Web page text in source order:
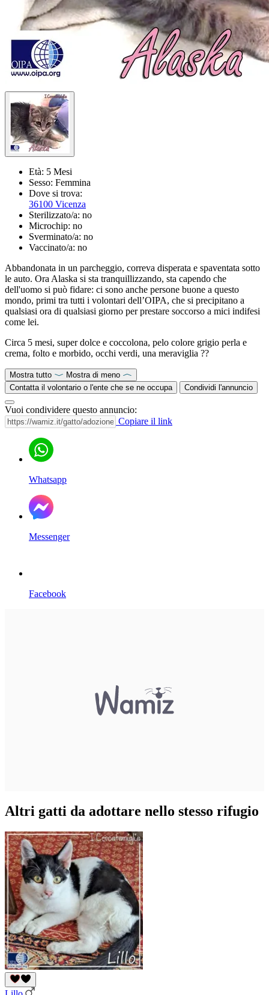
Età: 5 Mesi
Sesso: Femmina
Dove si trova:
36100 Vicenza
Sterilizzato/a: no
Microchip: no
Sverminato/a: no
Vaccinato/a: no
Abbandonata in un parcheggio, correva disperata e spaventata sotto
le auto. Ora Alaska si sta tranquillizzando, sta capendo che
dell'uomo si può fidare: ci sono anche persone buone a questo
mondo, primi tra tutti i volontari dell’OIPA, che si precipitano a
qualsiasi ora di qualsiasi giorno per prestare soccorso a mici indifesi
come lei.
Circa 5 mesi, super dolce e coccolona, pelo colore grigio perla e
crema, folto e morbido, occhi verdi, una meraviglia ??
Mostra tutto
Mostra di meno
Contatta il volontario o l'ente che se ne occupa
Condividi l'annuncio
Vuoi condividere questo annuncio:
Copiare il link
Whatsapp
Messenger
Facebook
Altri gatti da adottare nello stesso rifugio